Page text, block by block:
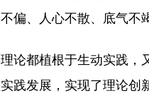
偏、人心不散、底气不
论都植根于生动实践
践发展，实现了理论